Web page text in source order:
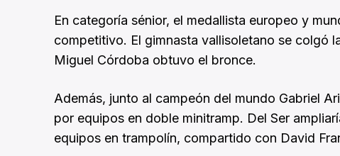
En categoría sénior, el medallista europeo y
competitivo. El gimnasta vallisoletano se colgó
Miguel Córdoba obtuvo el bronce.
Además, junto al campeón del mundo Gabriel
por equipos en doble minitramp. Del Ser
equipos en trampolín, compartido con David